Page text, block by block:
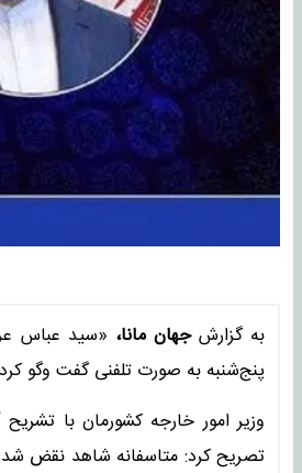
به گزارشجهان مانا، «سید عباس
پنج‌شنبه به صورت تلفنی گفت وگو
وزیر امور خارجه کشورمان با
تصریح کرد: متاسفانه شاهد نقض